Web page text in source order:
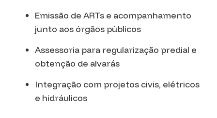
Emissão de ARTs e acompanhamento
junto aos órgãos públicos
Assessoria para regularização predial e
obtenção de alvarás
Integração com projetos civis, elétricos
e hidráulicos